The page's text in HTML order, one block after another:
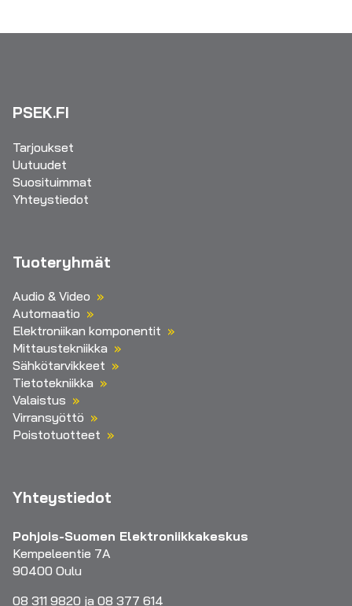
PSEK.FI
Tarjoukset
Uutuudet
Suosituimmat
Yhteystiedot
Tuoteryhmät
Audio & Video
Automaatio
Elektroniikan komponentit
Mittaustekniikka
Sähkötarvikkeet
Tietotekniikka
Valaistus
Virransyöttö
Poistotuotteet
Yhteystiedot
Pohjois-Suomen Elektroniikkakeskus
Kempeleentie 7A
90400 Oulu
08 311 9820 ja 08 377 614